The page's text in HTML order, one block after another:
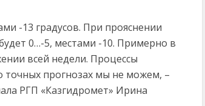
-13 градусов. При прояснении
0…-5, местами -10. Примерно в
всей недели. Процессы
точных прогнозах мы не можем, –
РГП «Казгидромет» Ирина